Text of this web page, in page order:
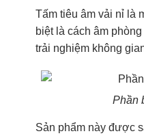
Tấm tiêu âm vải nỉ là
biệt là cách âm
trải nghiệm không
Phần
Sản phẩm này được